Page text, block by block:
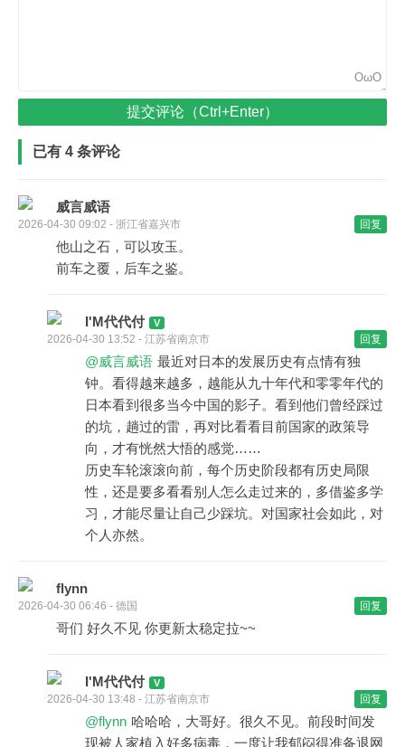
OωO
提交评论（Ctrl+Enter）
已有 4 条评论
威言威语
2026-04-30 09:02 - 浙江省嘉兴市 回复
他山之石，可以攻玉。
前车之覆，后车之鉴。
I'M代代付
2026-04-30 13:52 - 江苏省南京市 回复
@威言威语 最近对日本的发展历史有点情有独
钟。看得越来越多，越能从九十年代和零零年代的
日本看到很多当今中国的影子。看到他们曾经踩过
的坑，趟过的雷，再对比看看目前国家的政策导
向，才有恍然大悟的感觉……
历史车轮滚滚向前，每个历史阶段都有历史局限
性，还是要多看看别人怎么走过来的，多借鉴多学
习，才能尽量让自己少踩坑。对国家社会如此，对
个人亦然。
flynn
2026-04-30 06:46 - 德国 回复
哥们 好久不见 你更新太稳定拉~~
I'M代代付
2026-04-30 13:48 - 江苏省南京市 回复
@flynn 哈哈哈，大哥好。很久不见。前段时间发
现被人家植入好多病毒，一度让我郁闷得准备退网